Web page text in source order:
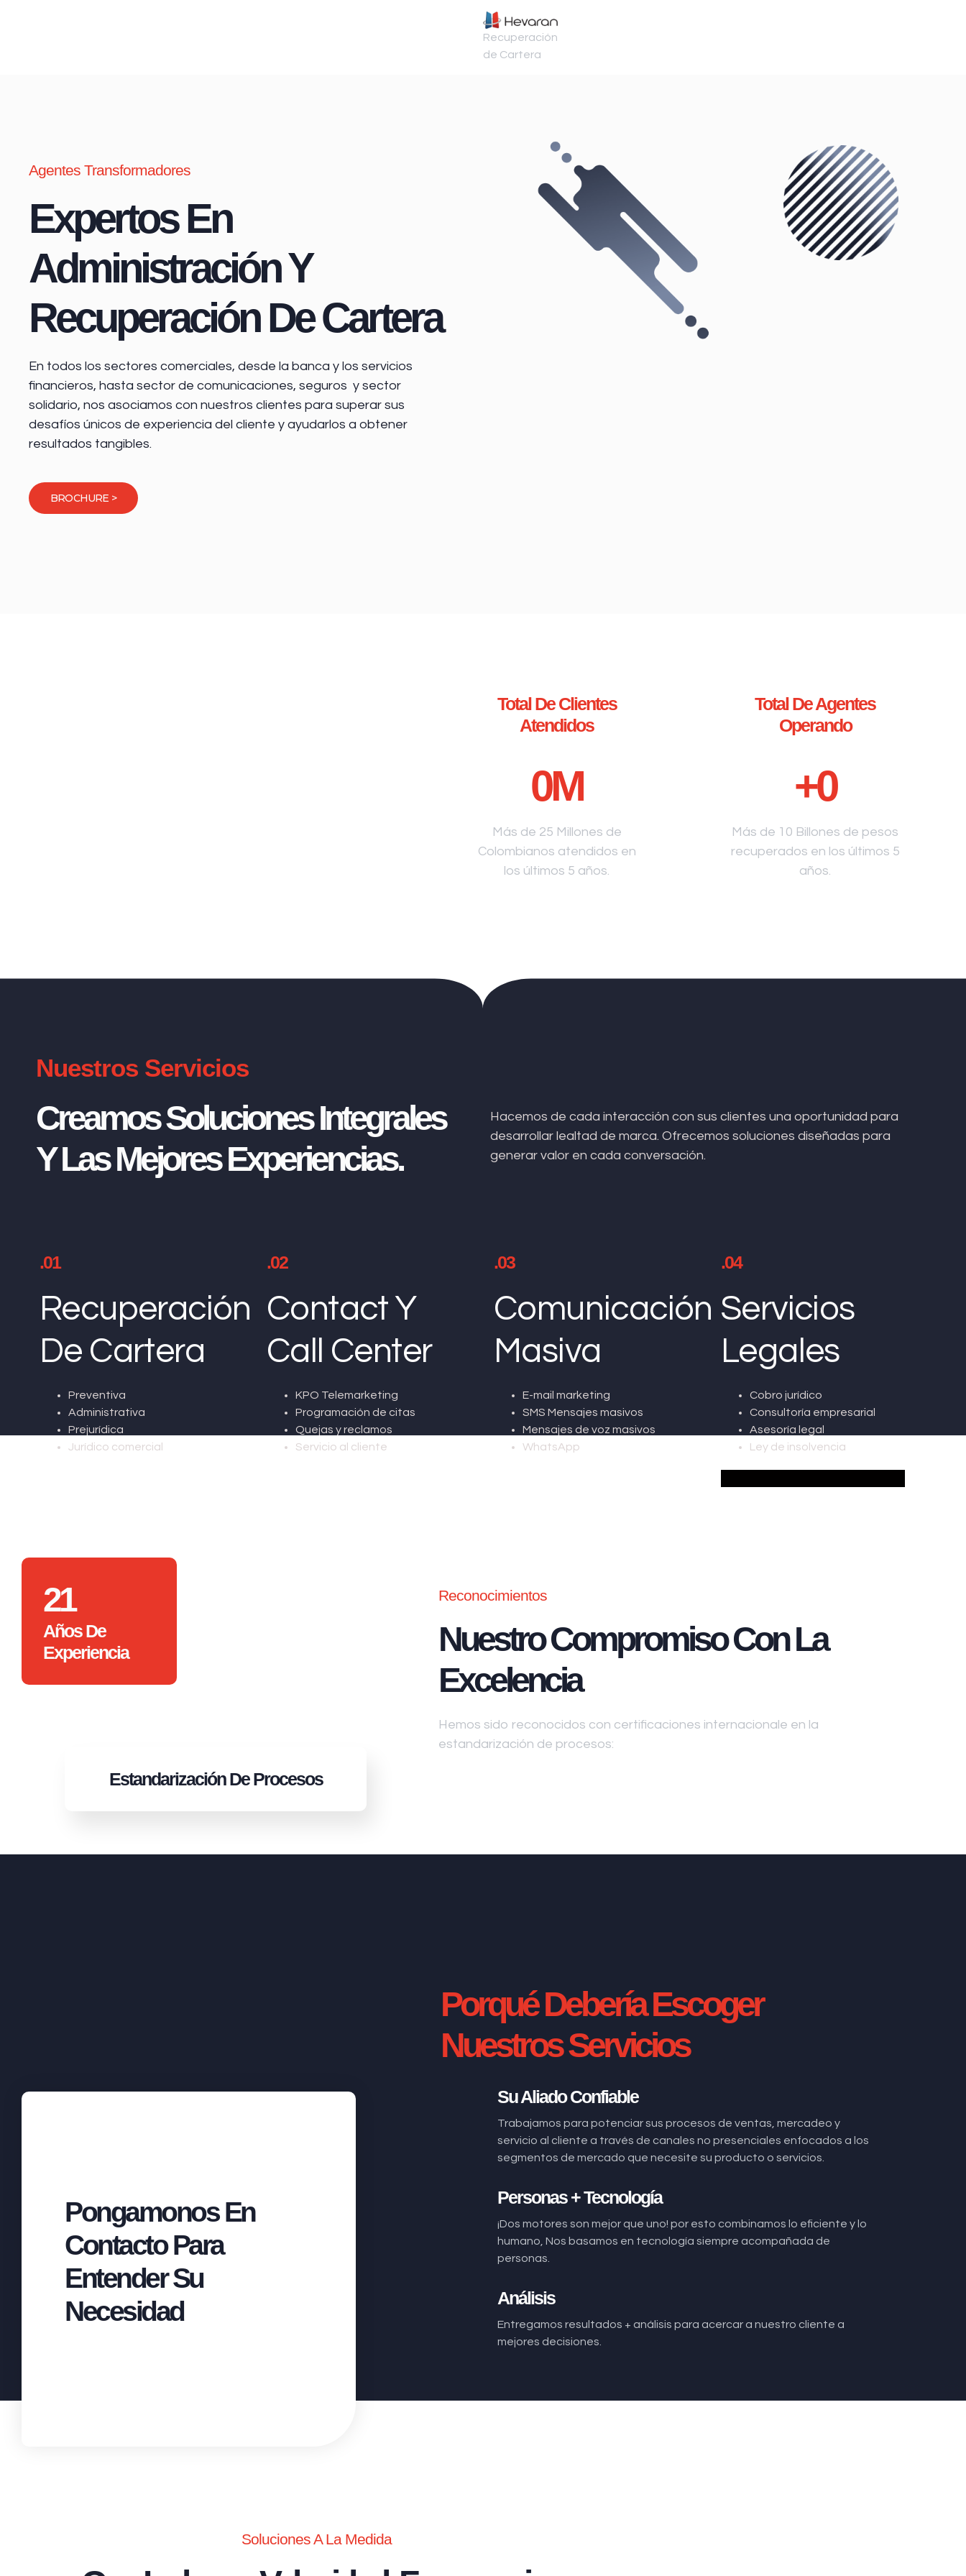
Recuperación
de Cartera
Agentes Transformadores
Expertos En
Administración Y
Recuperación De Cartera
En todos los sectores comerciales, desde la banca y los servicios
financieros, hasta sector de comunicaciones, seguros y sector
solidario, nos asociamos con nuestros clientes para superar sus
desafíos únicos de experiencia del cliente y ayudarlos a obtener
resultados tangibles.
BROCHURE >
Total De Clientes
Atendidos
0M
Más de 25 Millones de
Colombianos atendidos en
los últimos 5 años.
Total De Agentes
Operando
+0
Más de 10 Billones de pesos
recuperados en los últimos 5
años.
Nuestros Servicios
Creamos Soluciones Integrales
Y Las Mejores Experiencias.
Hacemos de cada interacción con sus clientes una oportunidad para
desarrollar lealtad de marca. Ofrecemos soluciones diseñadas para
generar valor en cada conversación.
.01
Recuperación
De Cartera
Preventiva
Administrativa
Prejurídica
Jurídico comercial
.02
Contact Y
Call Center
KPO Telemarketing
Programación de citas
Quejas y reclamos
Servicio al cliente
.03
Comunicación
Masiva
E-mail marketing
SMS Mensajes masivos
Mensajes de voz masivos
WhatsApp
.04
Servicios
Legales
Cobro jurídico
Consultoría empresarial
Asesoría legal
Ley de insolvencia
21
Años De
Experiencia
EstandarizaciónDe Procesos
Reconocimientos
Nuestro Compromiso Con La
Excelencia
Hemos sido reconocidos con certificaciones internacionale en la
estandarización de procesos:
Pongamonos En
Contacto Para
Entender Su
Necesidad
Porqué Debería Escoger
Nuestros Servicios
Su Aliado Confiable
Trabajamos para potenciar sus procesos de ventas, mercadeo y
servicio al cliente a través de canales no presenciales enfocados a los
segmentos de mercado que necesite su producto o servicios.
Personas + Tecnología
¡Dos motores son mejor que uno! por esto combinamos lo eficiente y lo
humano, Nos basamos en tecnología siempre acompañada de
personas.
Análisis
Entregamos resultados + análisis para acercar a nuestro cliente a
mejores decisiones.
Soluciones A La Medida